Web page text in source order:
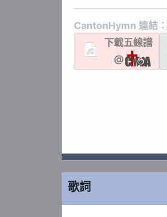
CantonHymn 連結：
下載五線譜
@
歌詞